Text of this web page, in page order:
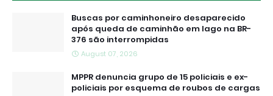
Buscas por caminhoneiro desaparecido
após queda de caminhão em lago na BR-
376 são interrompidas
August 07, 2026
MPPR denuncia grupo de 15 policiais e ex-
policiais por esquema de roubos de cargas